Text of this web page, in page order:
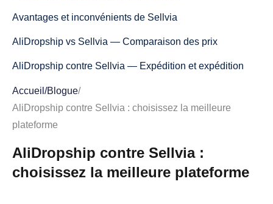
Avantages et inconvénients de Sellvia
AliDropship vs Sellvia — Comparaison des prix
AliDropship contre Sellvia — Expédition et expédition
Facilité d'utilisation — Quelle plateforme est la meilleure
pour les débutants
Personnalisation et évolutivité
AliDropship contre Sellvia : qui doit choisir quoi
Choisissez AliDropship si :
Accueil /Blogue/
AliDropship contre Sellvia : choisissez la meilleure
plateforme
AliDropship contre Sellvia :
choisissez la meilleure plateforme